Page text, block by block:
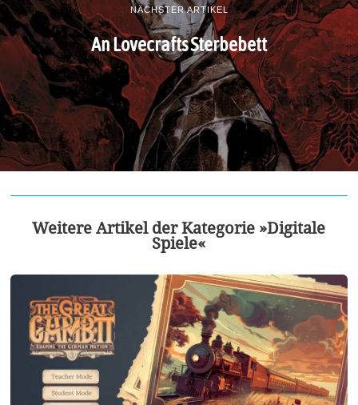
NÄCHSTER ARTIKEL
An Lovecrafts Sterbebett
Weitere Artikel der Kategorie »Digitale
Spiele«